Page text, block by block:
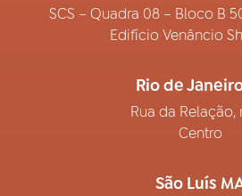
SCS – Quadra 08 – Bloco B
Edifício Venâncio
Rio de
Rua da Relação,
Centro
São Luís